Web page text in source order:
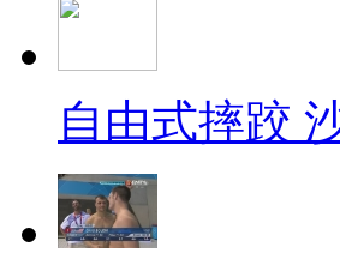
自由式摔跤